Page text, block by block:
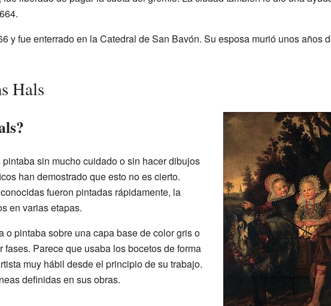
y fue enterrado en la Catedral de San Bavón. Su esposa murió unos años
Hals
sin mucho cuidado o sin hacer dibujos
han demostrado que esto no es cierto.
fueron pintadas rápidamente, la
en varias etapas.
o pintaba sobre una capa base de color gris o
Parece que usaba los bocetos de forma
muy hábil desde el principio de su trabajo.
definidas en sus obras.